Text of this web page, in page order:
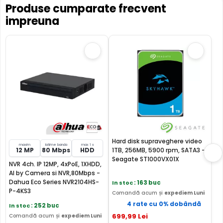
obiecte, animale, vegetarie sau diverselor forme de
fenomene meteorologice (ploaie, ninsoare, etc)
Produse cumparate frecvent
impreuna
maxim
12 MP
latime banda
80 Mbps
max 1 x
HDD
NVR 4ch. IP 12MP, 4xPoE, 1XHDD,
AI by Camera si NVR,80Mbps -
Dahua Eco Series NVR2104HS-
P-4KS3
In stoc: 252 buc
Comandă acum și expediem Luni
Hard disk supraveghere video
1TB, 256MB, 5900 rpm, SATA3 -
Seagate ST1000VX01X
In stoc: 163 buc
Comandă acum și expediem Luni
4 rate cu 0% dobândă
699,99 Lei